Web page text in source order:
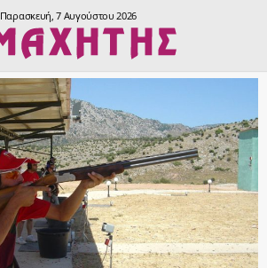
Παρασκευή, 7 Αυγούστου 2026